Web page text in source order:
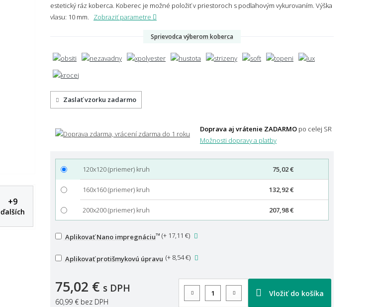
+9
ďalších
estetický ráz koberca. Koberec je možné položiť v priestoroch s podlahovým vykurovaním. Výška
vlasu: 10 mm.
Zobraziť parametre
Sprievodca výberom koberca
Zaslať vzorku zadarmo
Doprava aj vrátenie ZADARMO po celej SR
Možnosti dopravy a platby
120x120 (priemer) kruh 75,02 €
160x160 (priemer) kruh 132,92 €
200x200 (priemer) kruh 207,98 €
Aplikovať Nano impregnáciu™ (+ 17,11 €)
Aplikovať protišmykovú úpravu (+ 8,54 €)
75,02 € s DPH
60,99 € bez DPH
Vložiť do košíka